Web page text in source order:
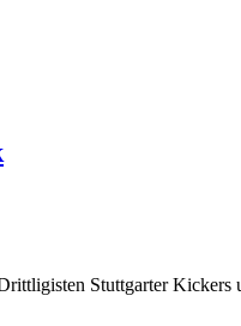
Stuttgarter